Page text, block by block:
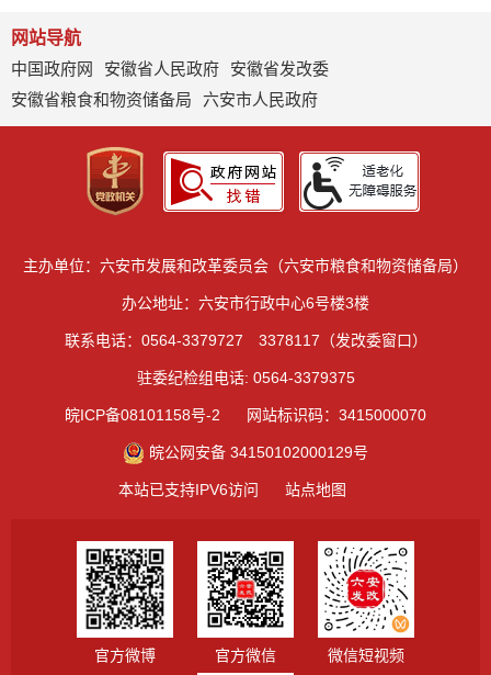
网站导航
中国政府网
安徽省人民政府
安徽省发改委
安徽省粮食和物资储备局
六安市人民政府
主办单位：六安市发展和改革委员会（六安市粮食和物资储备局）
办公地址：六安市行政中心6号楼3楼
联系电话：0564-3379727 3378117（发改委窗口）
驻委纪检组电话: 0564-3379375
皖ICP备08101158号-2 网站标识码：3415000070
皖公网安备 34150102000129号
本站已支持IPV6访问 站点地图
官方微博 官方微信 微信短视频